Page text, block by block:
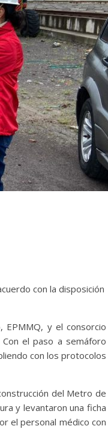
con la disposición
y el consorcio
el paso a semáforo
con los protocolos
del Metro de
y levantaron una ficha
el personal médico con